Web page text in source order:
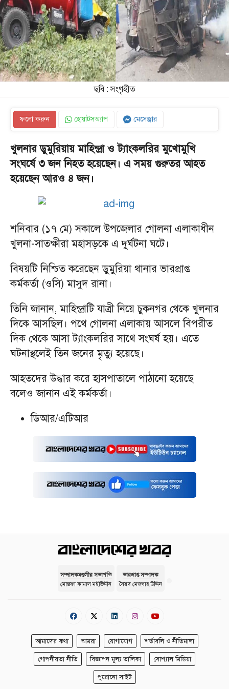
ছবি : সংগৃহীত
ফলো করুন হোয়াটসঅ্যাপ মেসেঞ্জার
খুলনার ডুমুরিয়ায় মাহিন্দ্রা ও ট্যাংকলরির মুখোমুখি
সংঘর্ষে ৩ জন নিহত হয়েছেন। এ সময় গুরুতর আহত
হয়েছেন আরও ৪ জন।
শনিবার (১৭ মে) সকালে উপজেলার গোলনা এলাকাধীন
খুলনা-সাতক্ষীরা মহাসড়কে এ দুর্ঘটনা ঘটে।
বিষয়টি নিশ্চিত করেছেন ডুমুরিয়া থানার ভারপ্রাপ্ত
কর্মকর্তা (ওসি) মাসুদ রানা।
তিনি জানান, মাহিন্দ্রাটি যাত্রী নিয়ে চুকনগর থেকে খুলনার
দিকে আসছিল। পথে গোলনা এলাকায় আসলে বিপরীত
দিক থেকে আসা ট্যাংকলরির সাথে সংঘর্ষ হয়। এতে
ঘটনাস্থলেই তিন জনের মৃত্যু হয়েছে।
আহতদের উদ্ধার করে হাসপাতালে পাঠানো হয়েছে
বলেও জানান এই কর্মকর্তা।
ডিআর/এটিআর
সম্পাদকমণ্ডলীর সভাপতি
মোস্তফা কামাল মহীউদ্দীন
ভারপ্রাপ্ত সম্পাদক
সৈয়দ মেজবাহ উদ্দিন
আমাদের কথা আমরা যোগাযোগ শর্তাবলি ও নীতিমালা
গোপনীয়তা নীতি বিজ্ঞাপন মূল্য তালিকা সোশ্যাল মিডিয়া
পুরোনো সাইট